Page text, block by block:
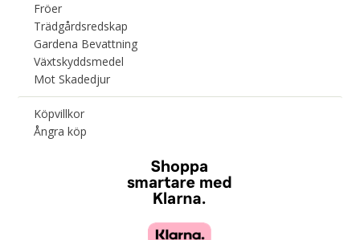
Fröer
Trädgårdsredskap
Gardena Bevattning
Växtskyddsmedel
Mot Skadedjur
Köpvillkor
Ångra köp